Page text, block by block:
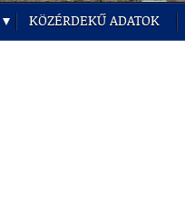
KÖZÉRDEKŰ ADATOK